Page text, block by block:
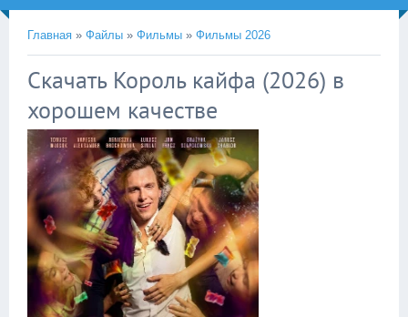
Главная » Файлы » Фильмы » Фильмы 2026
Скачать Король кайфа (2026) в
хорошем качестве